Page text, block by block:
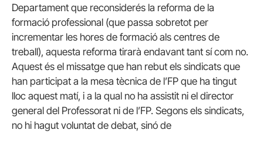
Departament que reconsiderés la reforma de la
formació professional (que passa sobretot per
incrementar les hores de formació als centres de
treball), aquesta reforma tirarà endavant tant sí com no.
Aquest és el missatge que han rebut els sindicats que
han participat a la mesa tècnica de l’FP que ha tingut
lloc aquest matí, i a la qual no ha assistit ni el director
general del Professorat ni de l’FP. Segons els sindicats,
no hi hagut voluntat de debat, sinó de